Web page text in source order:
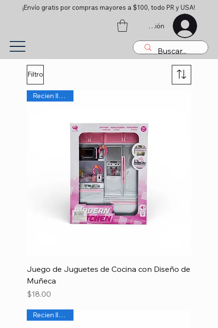
¡Envío gratis por compras mayores a $100, todo PR y USA!
Iniciar sesión
Filtro
Recien llegado
Juego de Juguetes de Cocina con Diseño de
Muñeca
Precio
$18.00
Recien llegado